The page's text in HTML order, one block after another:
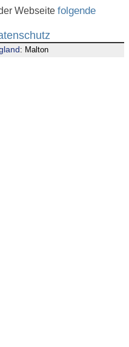
Webseite folgende
: Malton